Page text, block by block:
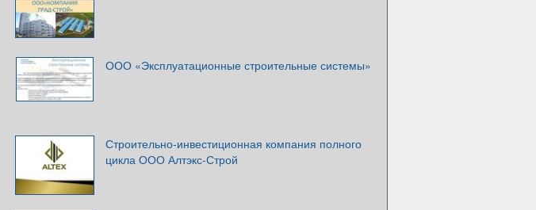
ООО «Эксплуатационные строительные системы»
Строительно-инвестиционная компания полного
цикла ООО Алтэкс-Строй